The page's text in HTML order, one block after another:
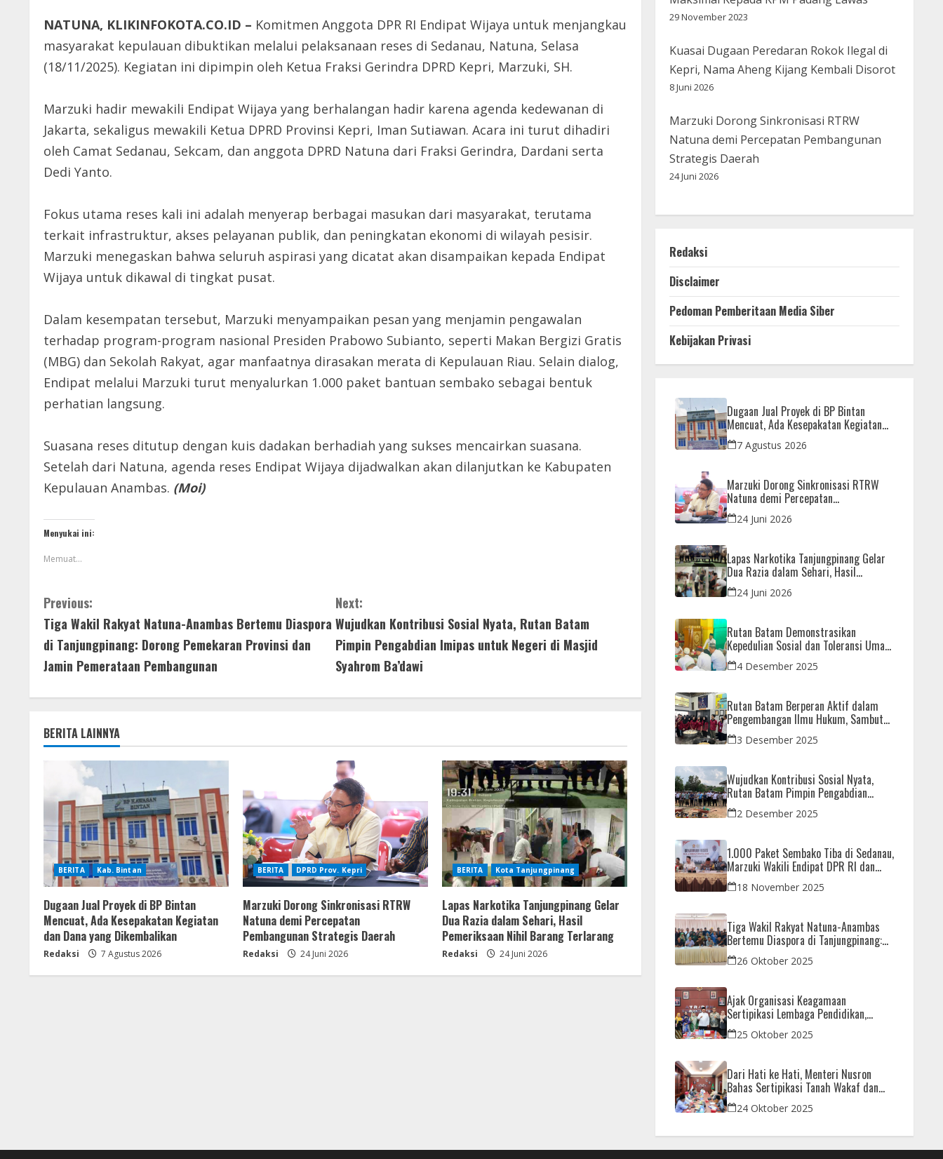
NATUNA, KLIKINFOKOTA.CO.ID – Komitmen Anggota DPR RI Endipat Wijaya untuk menjangkau
masyarakat kepulauan dibuktikan melalui pelaksanaan reses di Sedanau, Natuna, Selasa
(18/11/2025). Kegiatan ini dipimpin oleh Ketua Fraksi Gerindra DPRD Kepri, Marzuki, SH.
Marzuki hadir mewakili Endipat Wijaya yang berhalangan hadir karena agenda kedewanan di
Jakarta, sekaligus mewakili Ketua DPRD Provinsi Kepri, Iman Sutiawan. Acara ini turut dihadiri
oleh Camat Sedanau, Sekcam, dan anggota DPRD Natuna dari Fraksi Gerindra, Dardani serta
Dedi Yanto.
Fokus utama reses kali ini adalah menyerap berbagai masukan dari masyarakat, terutama
terkait infrastruktur, akses pelayanan publik, dan peningkatan ekonomi di wilayah pesisir.
Marzuki menegaskan bahwa seluruh aspirasi yang dicatat akan disampaikan kepada Endipat
Wijaya untuk dikawal di tingkat pusat.
Dalam kesempatan tersebut, Marzuki menyampaikan pesan yang menjamin pengawalan
terhadap program-program nasional Presiden Prabowo Subianto, seperti Makan Bergizi Gratis
(MBG) dan Sekolah Rakyat, agar manfaatnya dirasakan merata di Kepulauan Riau. Selain dialog,
Endipat melalui Marzuki turut menyalurkan 1.000 paket bantuan sembako sebagai bentuk
perhatian langsung.
Suasana reses ditutup dengan kuis dadakan berhadiah yang sukses mencairkan suasana.
Setelah dari Natuna, agenda reses Endipat Wijaya dijadwalkan akan dilanjutkan ke Kabupaten
Kepulauan Anambas. (Moi)
Menyukai ini:
Memuat...
Previous:
Tiga Wakil Rakyat Natuna-Anambas Bertemu Diaspora
di Tanjungpinang: Dorong Pemekaran Provinsi dan
Jamin Pemerataan Pembangunan
Next:
Wujudkan Kontribusi Sosial Nyata, Rutan Batam
Pimpin Pengabdian Imipas untuk Negeri di Masjid
Syahrom Ba’dawi
BERITA LAINNYA
BERITA Kab. Bintan
Dugaan Jual Proyek di BP Bintan
Mencuat, Ada Kesepakatan Kegiatan
dan Dana yang Dikembalikan
Redaksi 7 Agustus 2026
BERITA DPRD Prov. Kepri
Marzuki Dorong Sinkronisasi RTRW
Natuna demi Percepatan
Pembangunan Strategis Daerah
Redaksi 24 Juni 2026
BERITA Kota Tanjungpinang
Lapas Narkotika Tanjungpinang Gelar
Dua Razia dalam Sehari, Hasil
Pemeriksaan Nihil Barang Terlarang
Redaksi 24 Juni 2026
29 November 2023
Kuasai Dugaan Peredaran Rokok Ilegal di
Kepri, Nama Aheng Kijang Kembali Disorot
8 Juni 2026
Marzuki Dorong Sinkronisasi RTRW
Natuna demi Percepatan Pembangunan
Strategis Daerah
24 Juni 2026
Redaksi
Disclaimer
Pedoman Pemberitaan Media Siber
Kebijakan Privasi
Dugaan Jual Proyek di BP Bintan
Mencuat, Ada Kesepakatan Kegiatan
dan Dana yang Dikembalikan
7 Agustus 2026
Marzuki Dorong Sinkronisasi RTRW
Natuna demi Percepatan
Pembangunan Strategis Daerah
24 Juni 2026
Lapas Narkotika Tanjungpinang Gelar
Dua Razia dalam Sehari, Hasil
Pemeriksaan Nihil Barang Terlarang
24 Juni 2026
Rutan Batam Demonstrasikan
Kepedulian Sosial dan Toleransi Umat
Beragama Melalui Doa Bersama
Korban Bencana
4 Desember 2025
Rutan Batam Berperan Aktif dalam
Pengembangan Ilmu Hukum, Sambut
Kunjungan Observasi Mahasiswa UIB
3 Desember 2025
Wujudkan Kontribusi Sosial Nyata,
Rutan Batam Pimpin Pengabdian
Imipas untuk Negeri di Masjid
Syahrom Ba’dawi
2 Desember 2025
1.000 Paket Sembako Tiba di Sedanau,
Marzuki Wakili Endipat DPR RI dan
Iman Sutiawan Kawal Reses di Natuna
18 November 2025
Tiga Wakil Rakyat Natuna-Anambas
Bertemu Diaspora di Tanjungpinang:
Dorong Pemekaran Provinsi dan Jamin
Pemerataan Pembangunan
26 Oktober 2025
Ajak Organisasi Keagamaan
Sertipikasi Lembaga Pendidikan,
Menteri Nusron: Sebagai Early Warning
System
25 Oktober 2025
Dari Hati ke Hati, Menteri Nusron
Bahas Sertipikasi Tanah Wakaf dan
Rumah Ibadah di Kaltim
24 Oktober 2025